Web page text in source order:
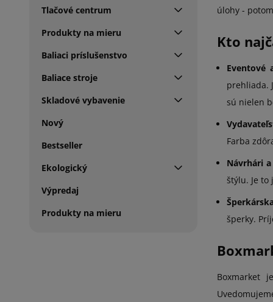
Tlačové centrum
Produkty na mieru
Baliaci príslušenstvo
Baliace stroje
Skladové vybavenie
Nový
Bestseller
Ekologický
Výpredaj
Produkty na mieru
úlohy -
Kto
Eventové
prehliada.
sú nielen
Farba
Návrhári a
štýlu. Je
šperky.
Boxmarket